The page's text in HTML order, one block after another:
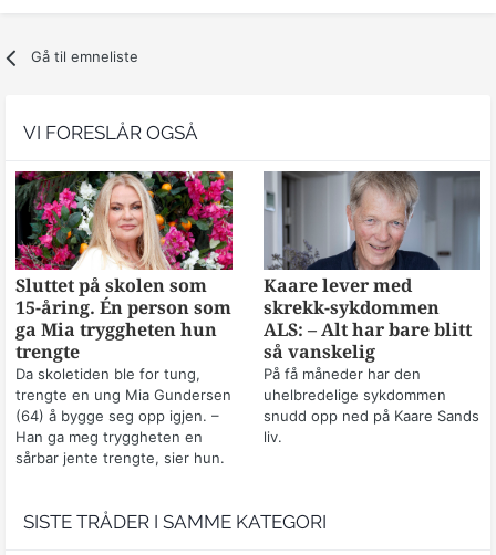
Gå til emneliste
VI FORESLÅR OGSÅ
Sluttet på skolen som
15-åring. Én person som
ga Mia tryggheten hun
trengte
Da skoletiden ble for tung,
trengte en ung Mia Gundersen
(64) å bygge seg opp igjen. –
Han ga meg tryggheten en
sårbar jente trengte, sier hun.
Kaare lever med
skrekk-sykdommen
ALS: – Alt har bare blitt
så vanskelig
På få måneder har den
uhelbredelige sykdommen
snudd opp ned på Kaare Sands
liv.
SISTE TRÅDER I SAMME KATEGORI